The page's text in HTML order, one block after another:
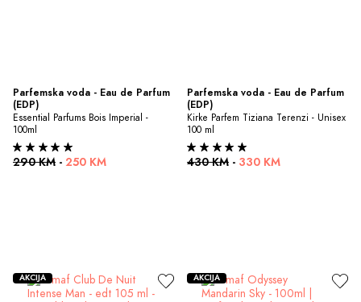
Parfemska voda - Eau de Parfum
(EDP)
Essential Parfums Bois Imperial -
100ml
290 KM - 250 KM
Parfemska voda - Eau de Parfum
(EDP)
Kirke Parfem Tiziana Terenzi - Unisex
100 ml
430 KM - 330 KM
AKCIJA AKCIJA